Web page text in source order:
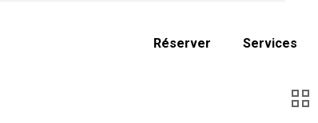
Réserver Services